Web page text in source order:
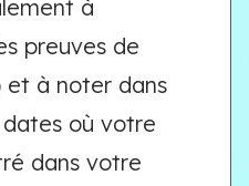
à
preuves de
et à noter dans
où votre
dans votre